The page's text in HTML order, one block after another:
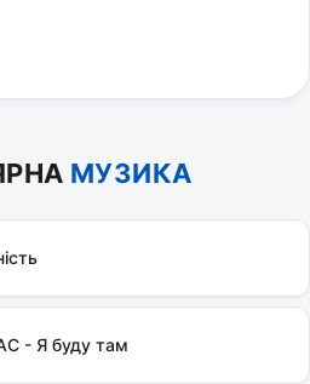
МУЗИКА
- Я буду там